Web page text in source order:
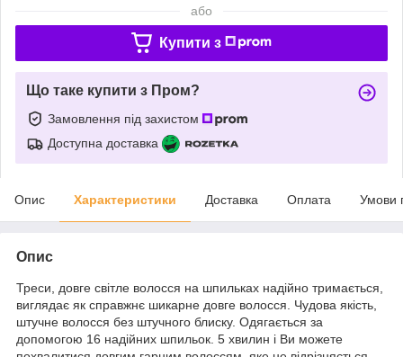
або
Купити з
Що таке купити з Пром?
Замовлення під захистом
Доступна доставка
Опис Характеристики Доставка Оплата Умови
Опис
Треси, довге світле волосся на шпильках надійно тримається,
виглядає як справжнє шикарне довге волосся. Чудова якість,
штучне волосся без штучного блиску. Одягається за
допомогою 16 надійних шпильок. 5 хвилин і Ви можете